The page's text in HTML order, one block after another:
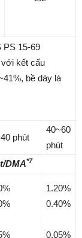
PS 15-69
kết cấu
bề dày là
phút
40~60
phút
DMA*7
1.20%
0.40%
0.05%